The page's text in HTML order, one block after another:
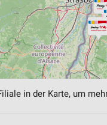
in der Karte, um